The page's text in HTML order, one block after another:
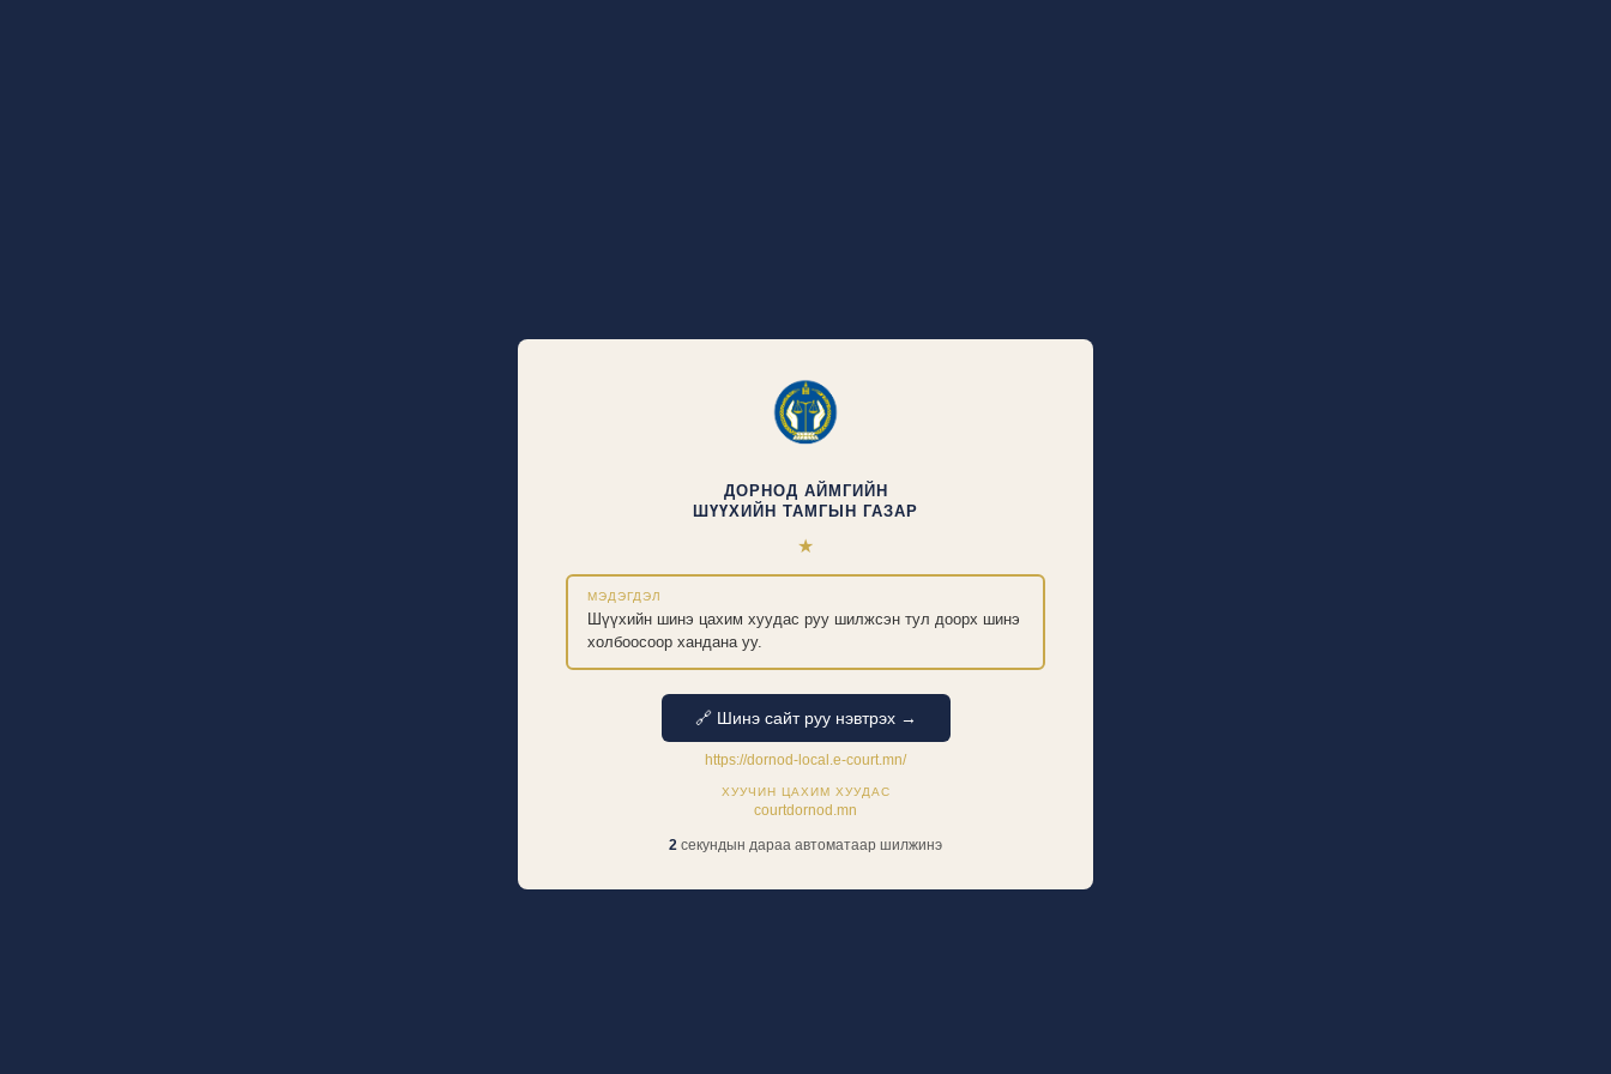
ДОРНОД АЙМГИЙН
ШҮҮХИЙН ТАМГЫН ГАЗАР
★
МЭДЭГДЭЛ
Шүүхийн шинэ цахим хуудас руу шилжсэн тул доорх шинэ
холбоосоор хандана уу.
🔗 Шинэ сайт руу нэвтрэх →
https://dornod-local.e-court.mn/
ХУУЧИН ЦАХИМ ХУУДАС
courtdornod.mn
1 секундын дараа автоматаар шилжинэ